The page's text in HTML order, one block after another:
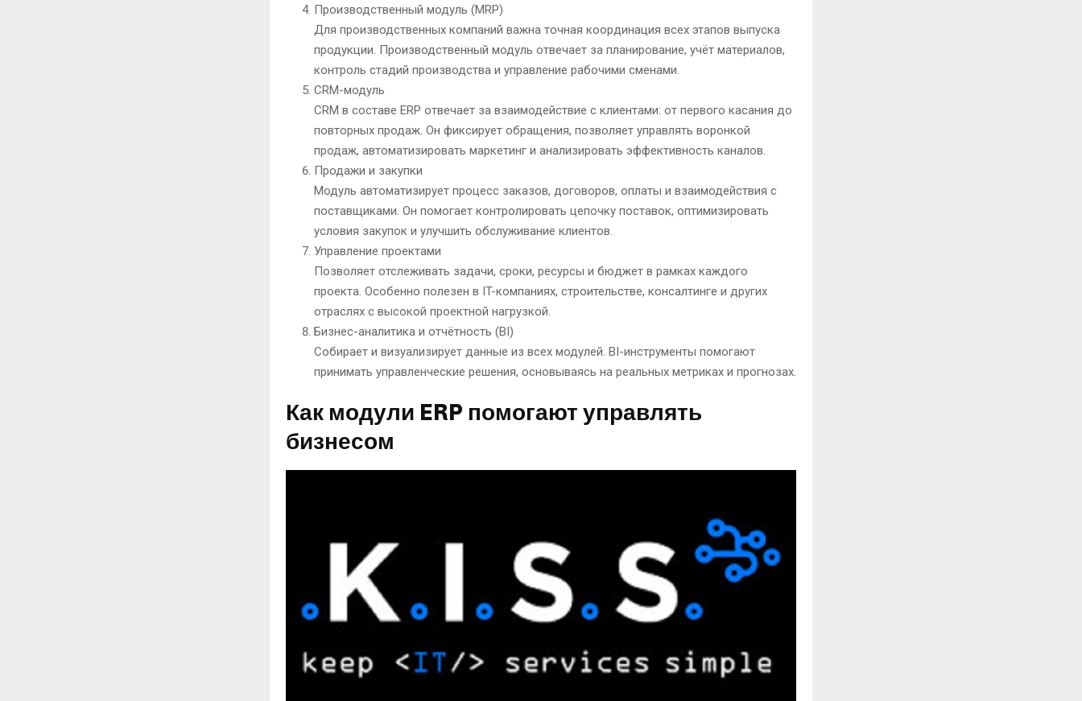
Производственный модуль (MRP)
Для производственных компаний важна точная координация всех этапов выпуска
продукции. Производственный модуль отвечает за планирование, учёт материалов,
контроль стадий производства и управление рабочими сменами.
CRM-модуль
CRM в составе ERP отвечает за взаимодействие с клиентами: от первого касания до
повторных продаж. Он фиксирует обращения, позволяет управлять воронкой
продаж, автоматизировать маркетинг и анализировать эффективность каналов.
Продажи и закупки
Модуль автоматизирует процесс заказов, договоров, оплаты и взаимодействия с
поставщиками. Он помогает контролировать цепочку поставок, оптимизировать
условия закупок и улучшить обслуживание клиентов.
Управление проектами
Позволяет отслеживать задачи, сроки, ресурсы и бюджет в рамках каждого
проекта. Особенно полезен в IT-компаниях, строительстве, консалтинге и других
отраслях с высокой проектной нагрузкой.
Бизнес-аналитика и отчётность (BI)
Собирает и визуализирует данные из всех модулей. BI-инструменты помогают
принимать управленческие решения, основываясь на реальных метриках и прогнозах.
Как модули ERP помогают управлять
бизнесом